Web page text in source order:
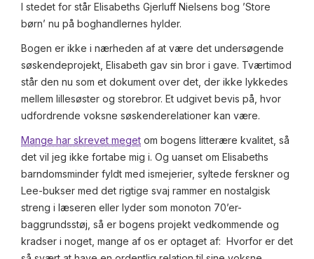
I stedet for står Elisabeths Gjerluff Nielsens bog ’Store
børn’ nu på boghandlernes hylder.
Bogen er ikke i nærheden af at være det undersøgende
søskendeprojekt, Elisabeth gav sin bror i gave. Tværtimod
står den nu som et dokument over det, der ikke lykkedes
mellem lillesøster og storebror. Et udgivet bevis på, hvor
udfordrende voksne søskenderelationer kan være.
Mange har skrevet meget om bogens litterære kvalitet, så
det vil jeg ikke fortabe mig i. Og uanset om Elisabeths
barndomsminder fyldt med ismejerier, syltede ferskner og
Lee-bukser med det rigtige svaj rammer en nostalgisk
streng i læseren eller lyder som monoton 70’er-
baggrundsstøj, så er bogens projekt vedkommende og
kradser i noget, mange af os er optaget af: Hvorfor er det